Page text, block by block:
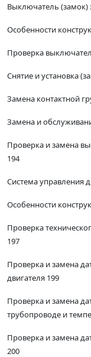
Выключатель (замок)
Особенности
Проверка
Снятие и установка
Замена контактной
Замена и
Проверка и замена
194
Система управления
Особенности
Проверка
197
Проверка и замена
двигателя 199
Проверка и замена
трубопроводе и
Проверка и замена
200